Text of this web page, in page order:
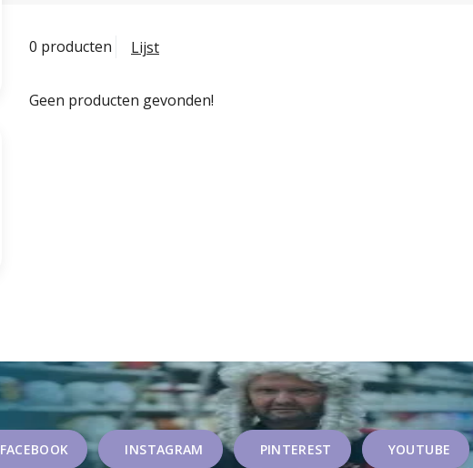
0 producten Lijst
Geen producten gevonden!
FACEBOOK INSTAGRAM PINTEREST YOUTUBE